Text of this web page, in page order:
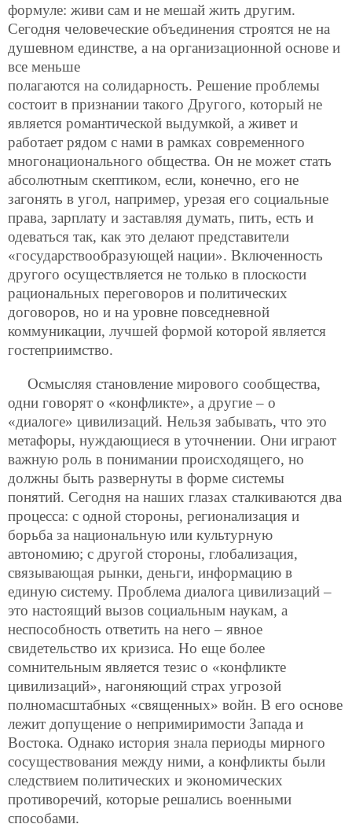
формуле: живи сам и не мешай жить другим.
Сегодня человеческие объединения строятся не на
душевном единстве, а на организационной основе и
все меньше
полагаются на солидарность. Решение проблемы
состоит в признании такого Другого, который не
является романтической выдумкой, а живет и
работает рядом с нами в рамках современного
многонационального общества. Он не может стать
абсолютным скептиком, если, конечно, его не
загонять в угол, например, урезая его социальные
права, зарплату и заставляя думать, пить, есть и
одеваться так, как это делают представители
«государствообразующей нации». Включенность
другого осуществляется не только в плоскости
рациональных переговоров и политических
договоров, но и на уровне повседневной
коммуникации, лучшей формой которой является
гостеприимство.
Осмысляя становление мирового сообщества,
одни говорят о «конфликте», а другие – о
«диалоге» цивилизаций. Нельзя забывать, что это
метафоры, нуждающиеся в уточнении. Они играют
важную роль в понимании происходящего, но
должны быть развернуты в форме системы
понятий. Сегодня на наших глазах сталкиваются два
процесса: с одной стороны, регионализация и
борьба за национальную или культурную
автономию; с другой стороны, глобализация,
связывающая рынки, деньги, информацию в
единую систему. Проблема диалога цивилизаций –
это настоящий вызов социальным наукам, а
неспособность ответить на него – явное
свидетельство их кризиса. Но еще более
сомнительным является тезис о «конфликте
цивилизаций», нагоняющий страх угрозой
полномасштабных «священных» войн. В его основе
лежит допущение о непримиримости Запада и
Востока. Однако история знала периоды мирного
сосуществования между ними, а конфликты были
следствием политических и экономических
противоречий, которые решались военными
способами.